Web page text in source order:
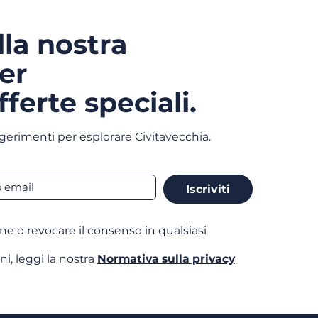
nostra
speciali.
per esplorare Civitavecchia.
Iscriviti
o revocare il consenso in qualsiasi
leggi la nostra Normativa sulla privacy